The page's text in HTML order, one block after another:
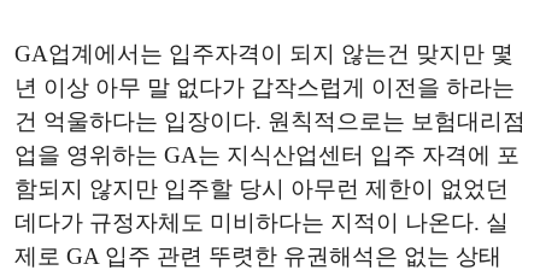
GA업계에서는 입주자격이 되지 않는건 맞지만 몇
년 이상 아무 말 없다가 갑작스럽게 이전을 하라는
건 억울하다는 입장이다. 원칙적으로는 보험대리점
업을 영위하는 GA는 지식산업센터 입주 자격에 포
함되지 않지만 입주할 당시 아무런 제한이 없었던
데다가 규정자체도 미비하다는 지적이 나온다. 실
제로 GA 입주 관련 뚜렷한 유권해석은 없는 상태